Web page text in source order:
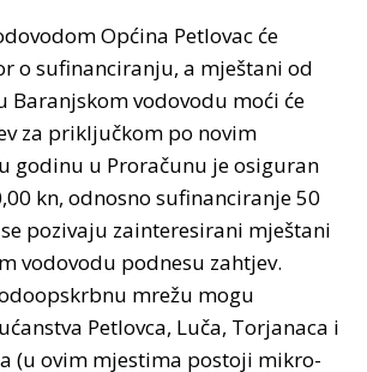
Općina Petlovac će
o sufinanciranju, a mještani od
Baranjskom vodovodu moći će
za priključkom po novim
godinu u Proračunu je osiguran
kn, odnosno sufinanciranje 50
pozivaju zainteresirani mještani
vodovodu podnesu zahtjev.
mrežu mogu
Petlovca, Luča, Torjanaca i
(u ovim mjestima postoji mikro-